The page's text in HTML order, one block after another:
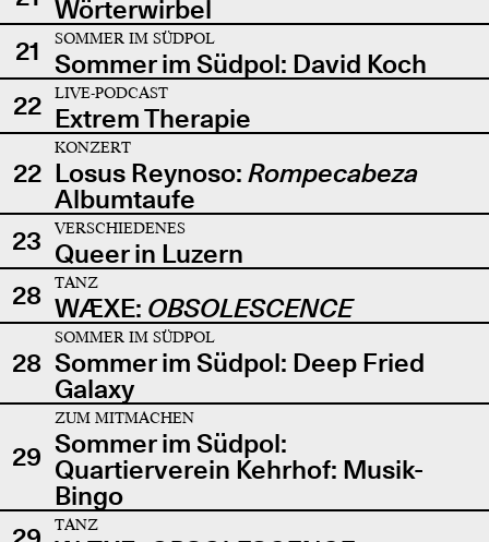
Wörterwirbel
21
SOMMER IM SÜDPOL
Sommer im Südpol: David Koch
22
LIVE-PODCAST
Extrem Therapie
22
KONZERT
Losus Reynoso: Rompecabeza
Albumtaufe
23
VERSCHIEDENES
Queer in Luzern
28
TANZ
WÆXE: OBSOLESCENCE
28
SOMMER IM SÜDPOL
Sommer im Südpol: Deep Fried
Galaxy
29
ZUM MITMACHEN
Sommer im Südpol:
Quartierverein Kehrhof: Musik-
Bingo
TANZ